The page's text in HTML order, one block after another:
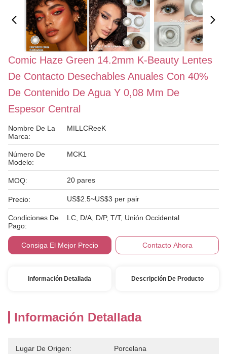
Comic Haze Green 14.2mm K-Beauty Lentes
De Contacto Desechables Anuales Con 40%
De Contenido De Agua Y 0,08 Mm De
Espesor Central
Nombre De La
Marca:
MILLCReeK
Número De
Modelo:
MCK1
MOQ: 20 pares
Precio: US$2.5~US$3 per pair
Condiciones De
Pago:
LC, D/A, D/P, T/T, Unión Occidental
Consiga El Mejor Precio Contacto Ahora
Información Detallada Descripción De Producto
Información Detallada
Lugar De Origen: Porcelana